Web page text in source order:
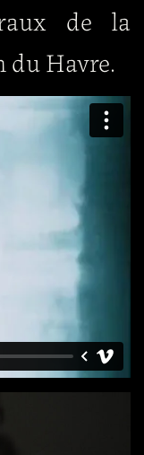
de la
du Havre.